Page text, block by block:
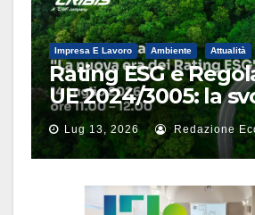
Impresa E Lavoro Ambiente Attualità
Rating ESG e
UE 2024/3005: la
le imprese nel
CRIBIS
Lug 13, 2026 Redazione